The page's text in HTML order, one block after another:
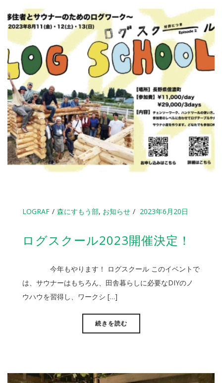
LOGRAF 森にすもう部, お知らせ 2023年6月20日
ログスクール2023開催決定！
今年もやります！ ログスクール このイベントで
は、サウナーはもちろん、田舎暮らしに必要なDIYのノ
ウハウを習得し、ワークシ […]
続きを読む